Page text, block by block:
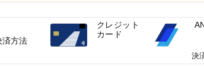
済方法
クレジット
カード
決